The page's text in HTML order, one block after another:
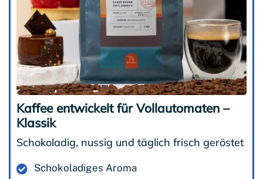
Kaffee entwickelt für Vollautomaten –
Klassik
Schokoladig, nussig und täglich frisch geröstet
Schokoladiges Aroma